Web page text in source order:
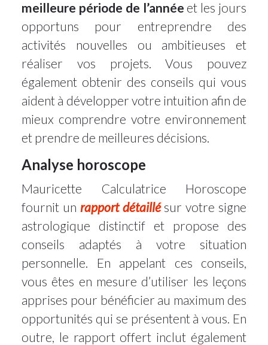
meilleure période de l’année et les jours
opportuns pour entreprendre des
activités nouvelles ou ambitieuses et
réaliser vos projets. Vous pouvez
également obtenir des conseils qui vous
aident à développer votre intuition afin de
mieux comprendre votre environnement
et prendre de meilleures décisions.
Analyse horoscope
Mauricette Calculatrice Horoscope
fournit un rapport détaillésur votre signe
astrologique distinctif et propose des
conseils adaptés à votre situation
personnelle. En appelant ces conseils,
vous êtes en mesure d’utiliser les leçons
apprises pour bénéficier au maximum des
opportunités qui se présentent à vous. En
outre, le rapport offert inclut également